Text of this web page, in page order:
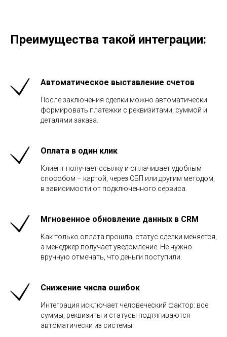
Преимущества такой интеграции:
Автоматическое выставление счетов
После заключения сделки можно автоматически
формировать платежки с реквизитами, суммой и
деталями заказа.
Оплата в один клик
Клиент получает ссылку и оплачивает удобным
способом – картой, через СБП или другим методом,
в зависимости от подключенного сервиса.
Мгновенное обновление данных в CRM
Как только оплата прошла, статус сделки меняется,
а менеджер получает уведомление. Не нужно
вручную отмечать, что деньги поступили.
Снижение числа ошибок
Интеграция исключает человеческий фактор: все
суммы, реквизиты и статусы подтягиваются
автоматически из системы.